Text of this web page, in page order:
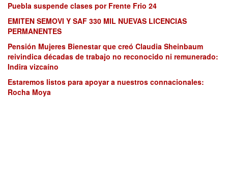
Puebla suspende clases por Frente Frio 24
EMITEN SEMOVI Y SAF 330 MIL NUEVAS LICENCIAS
PERMANENTES
Pensión Mujeres Bienestar que creó Claudia Sheinbaum
reivindica décadas de trabajo no reconocido ni remunerado:
Indira vizcaíno
Estaremos listos para apoyar a nuestros connacionales:
Rocha Moya